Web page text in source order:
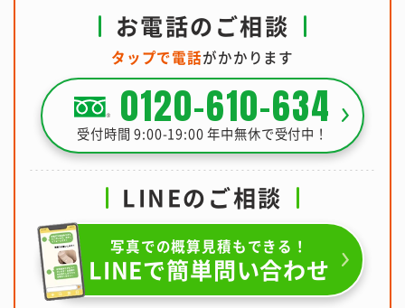
お電話のご相談
タップで電話がかかります
0120-610-634
受付時間 9:00-19:00 年中無休で受付中！
LINEのご相談
写真での概算見積もできる！
LINEで簡単問い合わせ